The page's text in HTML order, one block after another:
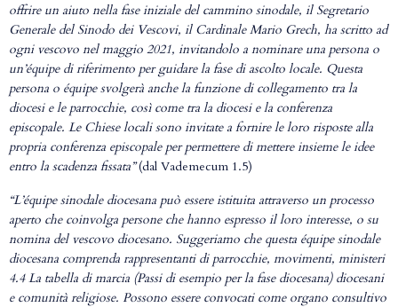
offrire un aiuto nella fase iniziale del cammino sinodale, il Segretario
Generale del Sinodo dei Vescovi, il Cardinale Mario Grech, ha scritto ad
ogni vescovo nel maggio 2021, invitandolo a nominare una persona o
un’équipe di riferimento per guidare la fase di ascolto locale. Questa
persona o équipe svolgerà anche la funzione di collegamento tra la
diocesi e le parrocchie, così come tra la diocesi e la conferenza
episcopale. Le Chiese locali sono invitate a fornire le loro risposte alla
propria conferenza episcopale per permettere di mettere insieme le idee
entro la scadenza fissata”(dal Vademecum 1.5)
“L’équipe sinodale diocesana può essere istituita attraverso un processo
aperto che coinvolga persone che hanno espresso il loro interesse, o su
nomina del vescovo diocesano. Suggeriamo che questa équipe sinodale
diocesana comprenda rappresentanti di parrocchie, movimenti, ministeri
4.4 La tabella di marcia (Passi di esempio per la fase diocesana) diocesani
e comunità religiose. Possono essere convocati come organo consultivo